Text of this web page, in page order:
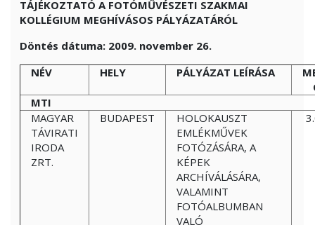
TÁJÉKOZTATÓ A FOTÓMŰVÉSZETI SZAKMAI
KOLLÉGIUM MEGHÍVÁSOS PÁLYÁZATÁRÓL
Döntés dátuma: 2009. november 26.
NÉV
HELY PÁLYÁZAT LEÍRÁSA
MTI
MAGYAR
TÁVIRATI
IRODA
ZRT.
BUDAPEST
HOLOKAUSZT
EMLÉKMŰVEK
FOTÓZÁSÁRA, A
KÉPEK
ARCHÍVÁLÁSÁRA,
VALAMINT
FOTÓALBUMBAN
VALÓ